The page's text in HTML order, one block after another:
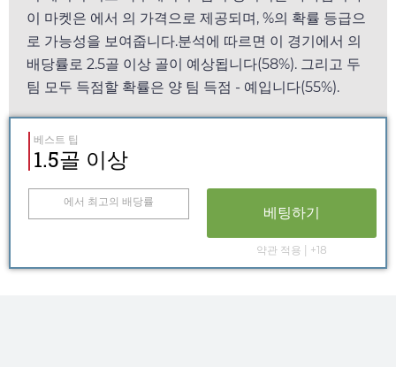
이 마켓은 에서 의 가격으로 제공되며, %의 확률 등급으
로 가능성을 보여줍니다.분석에 따르면 이 경기에서 의
배당률로 2.5골 이상 골이 예상됩니다(58%). 그리고 두
팀 모두 득점할 확률은 양 팀 득점 - 예입니다(55%).
베스트 팁
1.5골 이상
에서 최고의 배당률
베팅하기
약관 적용 | +18